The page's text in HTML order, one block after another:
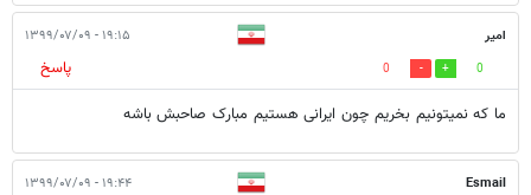
امیر ۱۹:۱۵ - ۱۳۹۹/۰۷/۰۹
0
0
پاسخ
ما که نمیتونیم بخریم چون ایرانی هستیم مبارک صاحبش باشه
Esmail ۱۹:۴۴ - ۱۳۹۹/۰۷/۰۹